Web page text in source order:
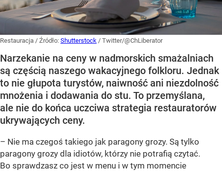
Restauracja / Źródło: Shutterstock / Twitter/@ChLiberator
Narzekanie na ceny w nadmorskich smażalniach
są częścią naszego wakacyjnego folkloru. Jednak
to nie głupota turystów, naiwność ani niezdolność
mnożenia i dodawania do stu. To przemyślana,
ale nie do końca uczciwa strategia restauratorów
ukrywających ceny.
– Nie ma czegoś takiego jak paragony grozy. Są tylko
paragony grozy dla idiotów, którzy nie potrafią czytać.
Bo sprawdzasz co jest w menu i w tym momencie